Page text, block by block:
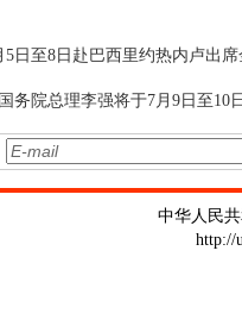
5日至8日赴巴西里约热内卢出
务院总理李强将于7月9日至10
中华人民
http://